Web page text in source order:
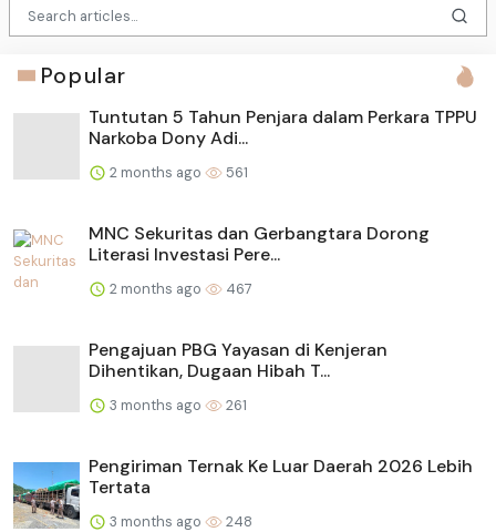
Popular
Tuntutan 5 Tahun Penjara dalam Perkara TPPU
Narkoba Dony Adi...
2 months ago 561
MNC Sekuritas dan Gerbangtara Dorong
Literasi Investasi Pere...
2 months ago 467
Pengajuan PBG Yayasan di Kenjeran
Dihentikan, Dugaan Hibah T...
3 months ago 261
Pengiriman Ternak Ke Luar Daerah 2026 Lebih
Tertata
3 months ago 248